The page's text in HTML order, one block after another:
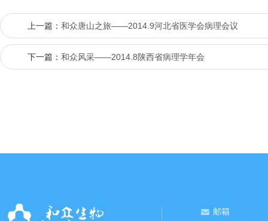
上一篇： 和众唐山之旅——2014.9河北省医学会病理会议
下一篇： 和众风采——2014.8陕西省病理学年会
邮箱